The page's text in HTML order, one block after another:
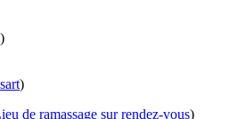
)
)
de ramassage sur rendez-vous)